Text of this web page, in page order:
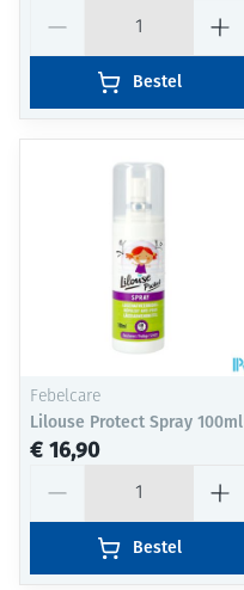
Bestel
Febelcare
Lilouse Protect Spray 100ml
€ 16,90
Bestel